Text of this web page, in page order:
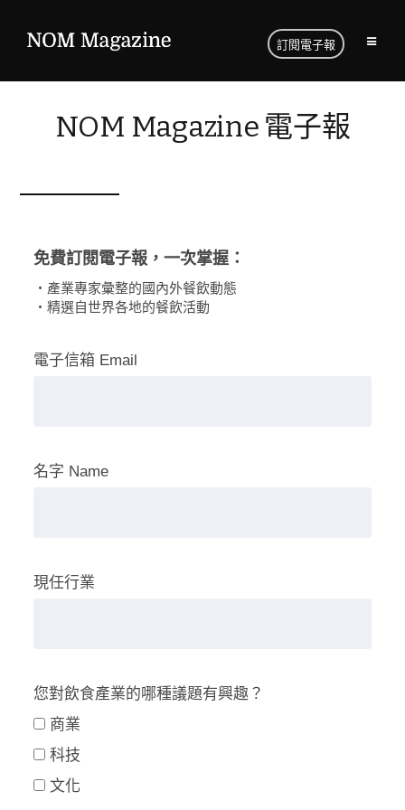
訂閱電子報
NOM Magazine 電子報
免費訂閱電子報，一次掌握：
・產業專家彙整的國內外餐飲動態
・精選自世界各地的餐飲活動
電子信箱 Email
名字 Name
現任行業
您對飲食產業的哪種議題有興趣？
商業
科技
文化